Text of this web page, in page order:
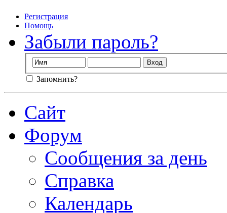
Регистрация
Помощь
Забыли пароль?
Запомнить?
Сайт
Форум
Сообщения за день
Справка
Календарь